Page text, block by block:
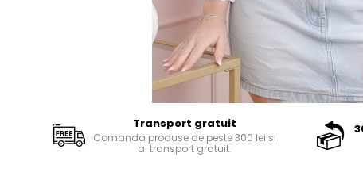
Transport gratuit
Comanda produse de peste 300 lei si
ai transport gratuit.